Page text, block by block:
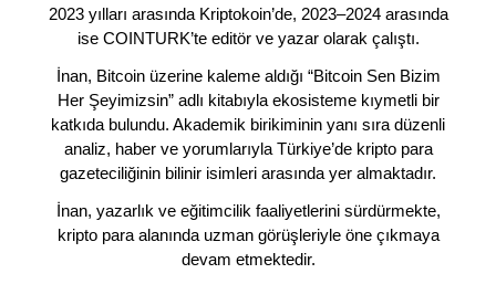
2023 yılları arasında Kriptokoin’de, 2023–2024 arasında
ise COINTURK’te editör ve yazar olarak çalıştı.
İnan, Bitcoin üzerine kaleme aldığı “Bitcoin Sen Bizim
Her Şeyimizsin” adlı kitabıyla ekosisteme kıymetli bir
katkıda bulundu. Akademik birikiminin yanı sıra düzenli
analiz, haber ve yorumlarıyla Türkiye’de kripto para
gazeteciliğinin bilinir isimleri arasında yer almaktadır.
İnan, yazarlık ve eğitimcilik faaliyetlerini sürdürmekte,
kripto para alanında uzman görüşleriyle öne çıkmaya
devam etmektedir.